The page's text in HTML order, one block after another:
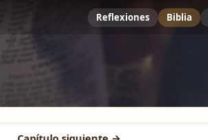
Reflexiones Biblia